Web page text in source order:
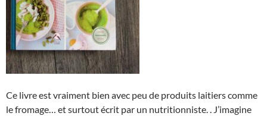
Ce livre est vraiment bien avec peu de produits laitiers comme
le fromage… et surtout écrit par un nutritionniste. . J’imagine